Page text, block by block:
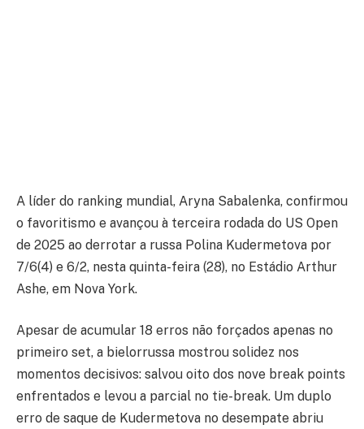
A líder do ranking mundial, Aryna Sabalenka, confirmou
o favoritismo e avançou à terceira rodada do US Open
de 2025 ao derrotar a russa Polina Kudermetova por
7/6(4) e 6/2, nesta quinta-feira (28), no Estádio Arthur
Ashe, em Nova York.
Apesar de acumular 18 erros não forçados apenas no
primeiro set, a bielorrussa mostrou solidez nos
momentos decisivos: salvou oito dos nove break points
enfrentados e levou a parcial no tie-break. Um duplo
erro de saque de Kudermetova no desempate abriu